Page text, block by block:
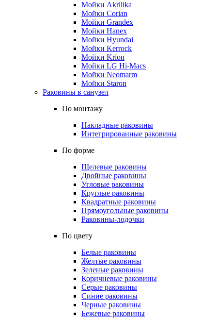
Мойки Akrilika
Мойки Corian
Мойки Grandex
Мойки Hanex
Мойки Hyundai
Мойки Kerrock
Мойки Krion
Мойки LG Hi-Macs
Мойки Neomarm
Мойки Staron
Раковины в санузел
По монтажу
Накладные раковины
Интегрированные раковины
По форме
Щелевые раковины
Двойные раковины
Угловые раковины
Круглые раковины
Квадратные раковины
Прямоугольные раковины
Раковины-лодочки
По цвету
Белые раковины
Желтые раковины
Зеленые раковины
Коричневые раковины
Серые раковины
Синие раковины
Черные раковины
Бежевые раковины